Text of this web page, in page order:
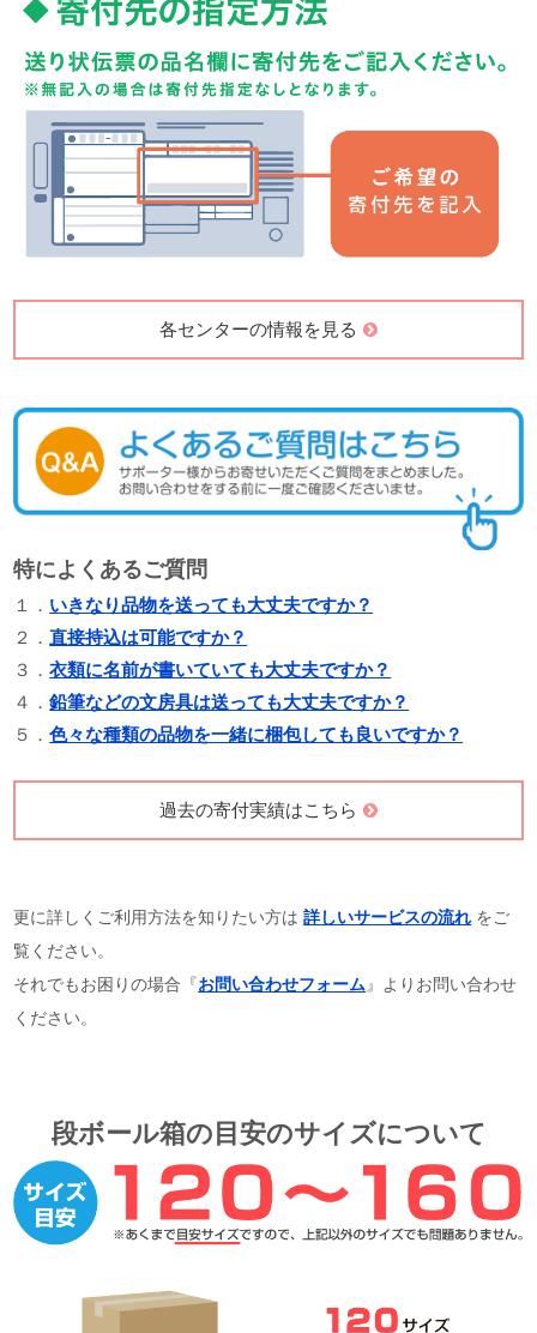
各センターの情報を見る
特によくあるご質問
１．いきなり品物を送っても大丈夫ですか？
２．直接持込は可能ですか？
３．衣類に名前が書いていても大丈夫ですか？
４．鉛筆などの文房具は送っても大丈夫ですか？
５．色々な種類の品物を一緒に梱包しても良いですか？
過去の寄付実績はこちら
更に詳しくご利用方法を知りたい方は詳しいサービスの流れをご
覧ください。
それでもお困りの場合『お問い合わせフォーム』よりお問い合わせ
ください。
段ボール箱の目安のサイズについて